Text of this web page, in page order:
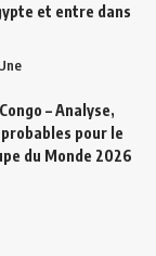
et entre dans
– Analyse,
pour le
du Monde 2026